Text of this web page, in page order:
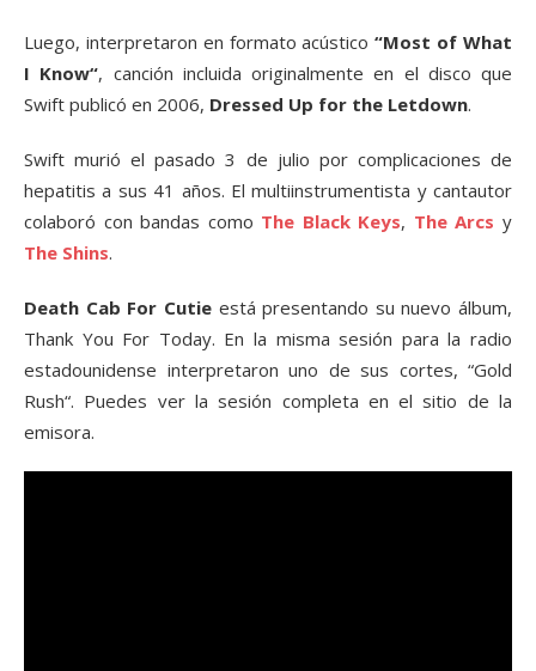
Luego, interpretaron en formato acústico“Most of What
I Know“, canción incluida originalmente en el disco que
Swift publicó en 2006, Dressed Up for the Letdown.
Swift murió el pasado 3 de julio por complicaciones de
hepatitis a sus 41 años. El multiinstrumentista y cantautor
colaboró con bandas como The Black Keys, The Arcs y
The Shins.
Death Cab For Cutieestá presentando su nuevo álbum,
Thank You For Today. En la misma sesión para la radio
estadounidense interpretaron uno de sus cortes, “Gold
Rush“. Puedes ver la sesión completa en el sitio de la
emisora.